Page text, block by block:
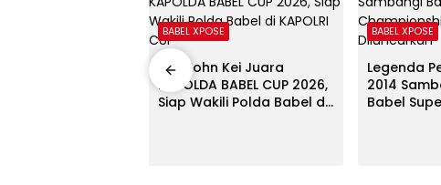
BABEL XPOSE
Tim John Kei Juara
KAPOLDA BABEL CUP 2026,
Siap Wakili Polda Babel di
BABEL XPOSE
Legenda
2014
Babel